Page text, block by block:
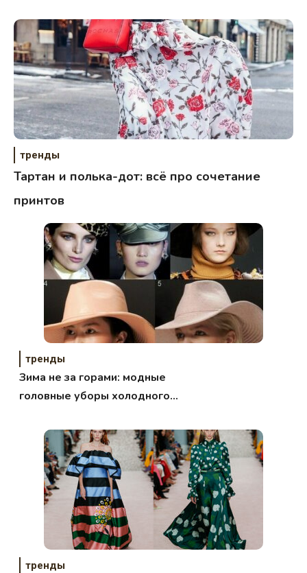
тренды
Тартан и полька-дот: всё про сочетание
принтов
тренды
Зима не за горами: модные
головные уборы холодного
тренды